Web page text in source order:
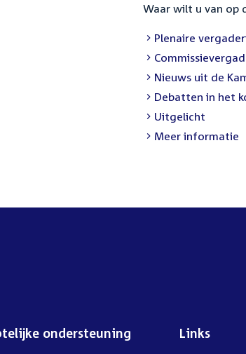
Waar wilt u van op
External
link:
Plenaire
External
link:
External
link:
Nieuws uit de
External
link:
Debatten in het
External
link:
Uitgelicht
Meer informatie
ondersteuning Links